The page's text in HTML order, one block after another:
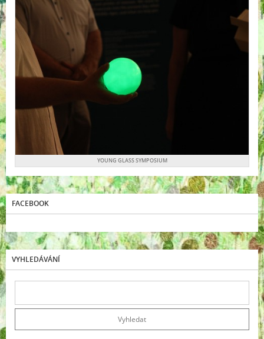
YOUNG GLASS SYMPOSIUM
FACEBOOK
VYHLEDÁVÁNÍ